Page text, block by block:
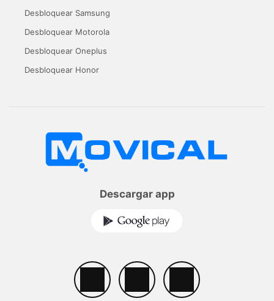
Desbloquear Samsung
Desbloquear Motorola
Desbloquear Oneplus
Desbloquear Honor
Descargar app